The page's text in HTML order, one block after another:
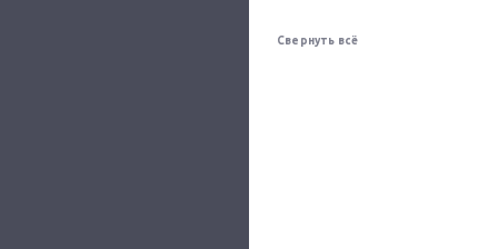
Свернуть всё